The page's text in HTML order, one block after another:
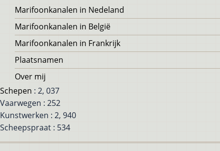
Voet
Marifoonkanalen in Nedeland
Marifoonkanalen in België
Marifoonkanalen in Frankrijk
Plaatsnamen
Over mij
Schepen : 2, 037
Vaarwegen : 252
Kunstwerken : 2, 940
Scheepspraat : 534